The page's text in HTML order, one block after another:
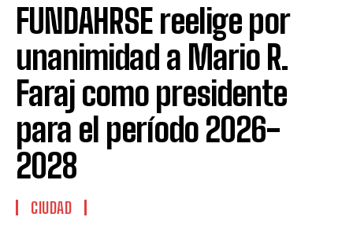
FUNDAHRSE reelige por
unanimidad a Mario R.
Faraj como presidente
para el período 2026-
2028
CIUDAD